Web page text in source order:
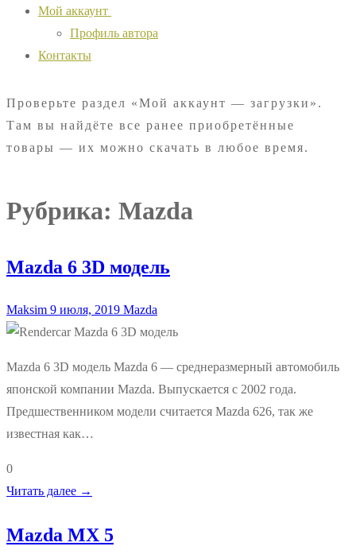
Мой аккаунт
Профиль автора
Контакты
Проверьте раздел «Мой аккаунт — загрузки».
Там вы найдёте все ранее приобретённые
товары — их можно скачать в любое время.
Рубрика: Mazda
Mazda 6 3D модель
Maksim 9 июля, 2019 Mazda
Mazda 6 3D модель Mazda 6 — среднеразмерный автомобиль
японской компании Mazda. Выпускается с 2002 года.
Предшественником модели считается Mazda 626, так же
известная как…
0
Читать далее →
Mazda MX 5